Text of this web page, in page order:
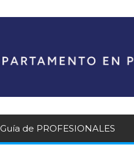
Guía de PROFESIONALES